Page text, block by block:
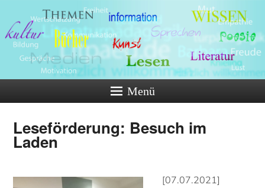
Menü
Leseförderung: Besuch im
Laden
[07.07.2021]